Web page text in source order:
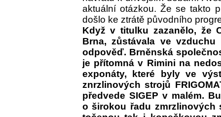
aktuální otázkou. Že se takto
došlo ke ztrátě původního
Když v titulku zazanělo, že
Brna, zůstávala ve
odpověď. Brněnská
je přítomná v Rimini na
exponáty, které byly ve
znrzlinových strojů
předvede SIGEP v malém.
o širokou řadu zmrzlinových